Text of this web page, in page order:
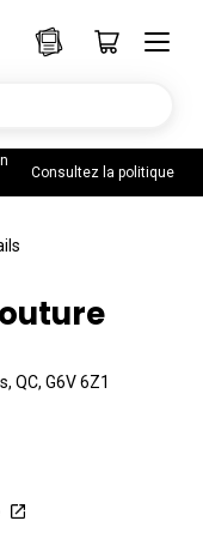
Consultez la politique
QC, G6V 6Z1